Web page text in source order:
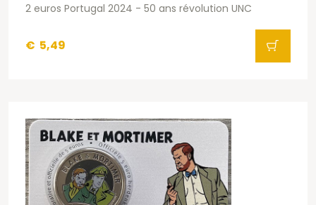
2 euros Portugal 2024 - 50 ans révolution UNC
€ 5,49